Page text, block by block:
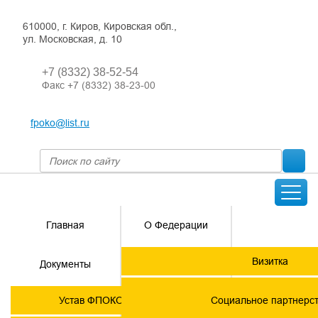
610000, г. Киров, Кировская обл.,
ул. Московская, д. 10
+7 (8332) 38-52-54
Факс +7 (8332) 38-23-00
fpoko@list.ru
Главная О Федерации
Визитка
Документы
Устав ФПОКО с изменениями от 2026 года
Социальное
Членские